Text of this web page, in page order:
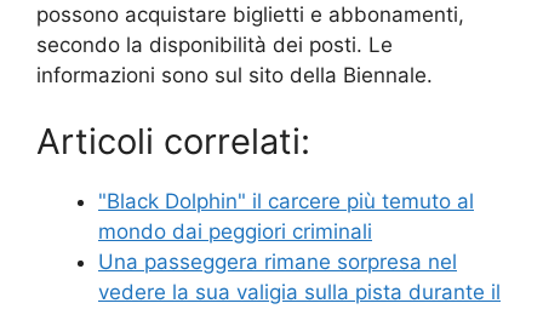
possono acquistare biglietti e abbonamenti,
secondo la disponibilità dei posti. Le
informazioni sono sul sito della Biennale.
Articoli correlati:
"Black Dolphin" il carcere più temuto al
mondo dai peggiori criminali
Una passeggera rimane sorpresa nel
vedere la sua valigia sulla pista durante il